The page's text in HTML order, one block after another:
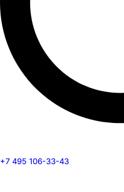
+7 495 106-33-43